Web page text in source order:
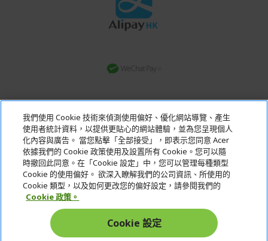
銀行轉賬
Acer. All Rights Reserved.
Hong Kong
我們使用 Cookie 技術來偵測使用偏好、優化網站導覽、產生
使用者統計資料，以提供更貼心的網站體驗，並為您呈現個人
化內容與廣告。 當您點擊「全部接受」，即表示您同意 Acer
依據我們的 Cookie 政策使用及設置所有 Cookie。您可以隨
時撤回此同意。在「Cookie 設定」中，您可以管理每種類型
Cookie 的使用偏好。 欲深入瞭解我們的公司資訊、所使用的
Cookie 類型，以及如何更改您的偏好設定，請參閱我們的
Cookie 政策。
Cookie 設定